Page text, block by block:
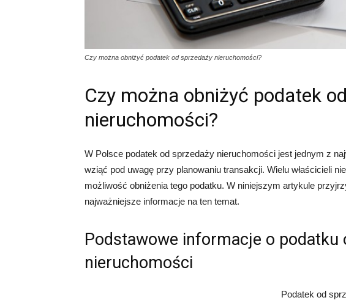
Czy można obniżyć podatek od sprzedaży nieruchomości?
Czy można obniżyć podatek
nieruchomości?
W Polsce podatek od sprzedaży nieruchomości jest jednym z
wziąć pod uwagę przy planowaniu transakcji. Wielu właścicieli
możliwość obniżenia tego podatku. W niniejszym artykule
najważniejsze informacje na ten temat.
Podstawowe informacje o podatku
nieruchomości
Podatek od